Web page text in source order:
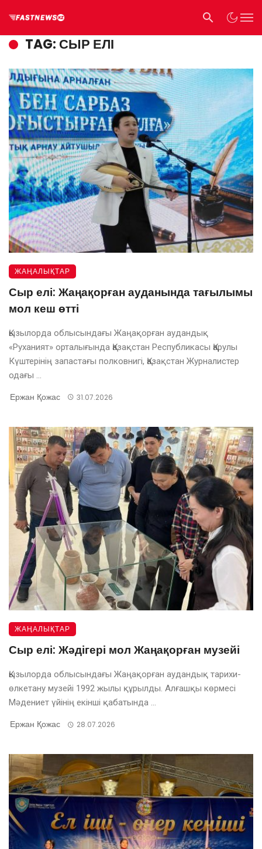
TAG: СЫР ЕЛІ
ЖАҢАЛЫҚТАР
Сыр елі: Жаңақорған ауданында тағылымы
мол кеш өтті
Қызылорда облысындағы Жаңақорған аудандық
«Руханият» орталығында Қазақстан Республикасы Қарулы
Күштерінің запастағы полковнигі, Қазақстан Журналистер
одағы ...
Ержан Қожас 31.07.2026
ЖАҢАЛЫҚТАР
Сыр елі: Жәдігері мол Жаңақорған музейі
Қызылорда облысындағы Жаңақорған аудандық тарихи-
өлкетану музейі 1992 жылы құрылды. Алғашқы көрмесі
Мәдениет үйінің екінші қабатында ...
Ержан Қожас 28.07.2026